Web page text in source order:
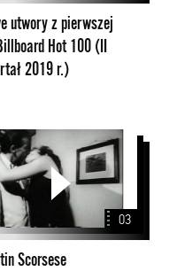
utwory z pierwszej
Hot 100 (II
2019 r.)
03
Scorsese